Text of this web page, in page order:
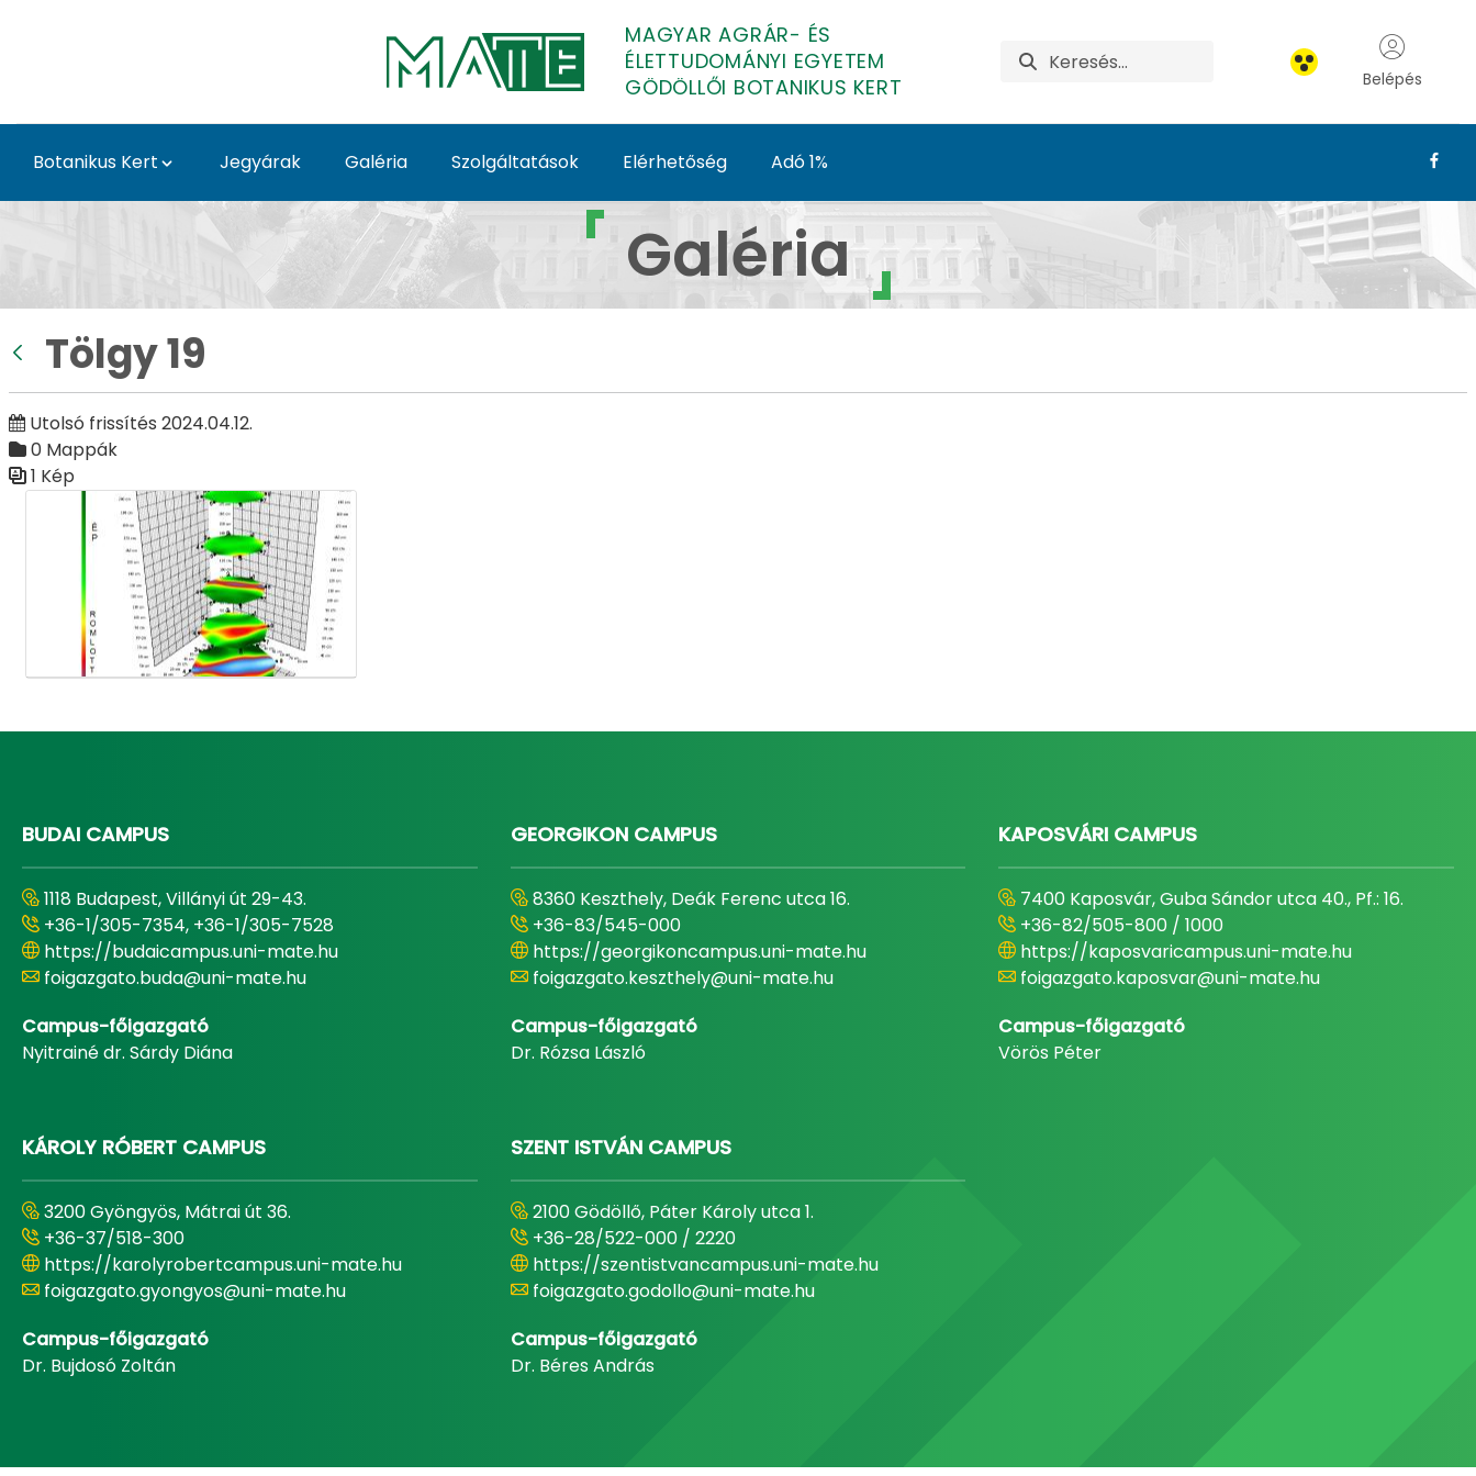
MAGYAR AGRÁR- ÉS
ÉLETTUDOMÁNYI EGYETEM
GÖDÖLLŐI BOTANIKUS KERT
Belépés
Botanikus Kert Jegyárak Galéria Szolgáltatások Elérhetőség Adó 1%
Tölgy 19 - Galéria - Gödöllői Botanikus Kert
Galéria
Tölgy 19
Utolsó frissítés 2024.04.12.
0 Mappák
1 Kép
BUDAI CAMPUS
1118 Budapest, Villányi út 29-43.
+36-1/305-7354, +36-1/305-7528
https://budaicampus.uni-mate.hu
foigazgato.buda@uni-mate.hu
Campus-főigazgató
Nyitrainé dr. Sárdy Diána
GEORGIKON CAMPUS
8360 Keszthely, Deák Ferenc utca 16.
+36-83/545-000
https://georgikoncampus.uni-mate.hu
foigazgato.keszthely@uni-mate.hu
Campus-főigazgató
Dr. Rózsa László
KAPOSVÁRI CAMPUS
7400 Kaposvár, Guba Sándor utca 40., Pf.: 16.
+36-82/505-800 / 1000
https://kaposvaricampus.uni-mate.hu
foigazgato.kaposvar@uni-mate.hu
Campus-főigazgató
Vörös Péter
KÁROLY RÓBERT CAMPUS
3200 Gyöngyös, Mátrai út 36.
+36-37/518-300
https://karolyrobertcampus.uni-mate.hu
foigazgato.gyongyos@uni-mate.hu
Campus-főigazgató
Dr. Bujdosó Zoltán
SZENT ISTVÁN CAMPUS
2100 Gödöllő, Páter Károly utca 1.
+36-28/522-000 / 2220
https://szentistvancampus.uni-mate.hu
foigazgato.godollo@uni-mate.hu
Campus-főigazgató
Dr. Béres András